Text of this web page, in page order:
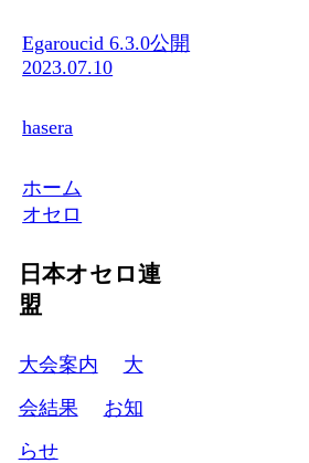
Egaroucid 6.3.0公開
2023.07.10
hasera
ホーム
オセロ
日本オセロ連
盟
大会案内
大
会結果
お知
らせ